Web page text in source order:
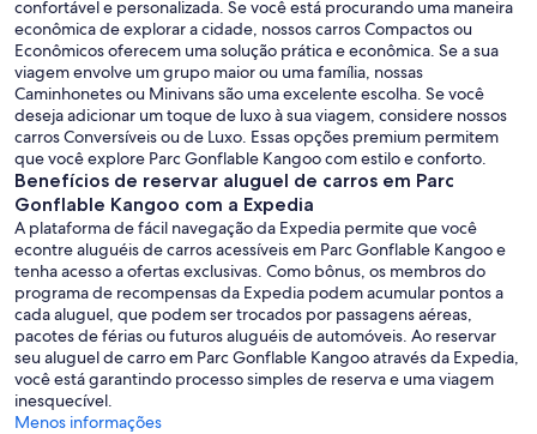
confortável e personalizada. Se você está procurando uma maneira
econômica de explorar a cidade, nossos carros Compactos ou
Econômicos oferecem uma solução prática e econômica. Se a sua
viagem envolve um grupo maior ou uma família, nossas
Caminhonetes ou Minivans são uma excelente escolha. Se você
deseja adicionar um toque de luxo à sua viagem, considere nossos
carros Conversíveis ou de Luxo. Essas opções premium permitem
que você explore Parc Gonflable Kangoo com estilo e conforto.
Benefícios de reservar aluguel de carros em Parc
Gonflable Kangoo com a Expedia
A plataforma de fácil navegação da Expedia permite que você
econtre aluguéis de carros acessíveis em Parc Gonflable Kangoo e
tenha acesso a ofertas exclusivas. Como bônus, os membros do
programa de recompensas da Expedia podem acumular pontos a
cada aluguel, que podem ser trocados por passagens aéreas,
pacotes de férias ou futuros aluguéis de automóveis. Ao reservar
seu aluguel de carro em Parc Gonflable Kangoo através da Expedia,
você está garantindo processo simples de reserva e uma viagem
inesquecível.
Menos informações